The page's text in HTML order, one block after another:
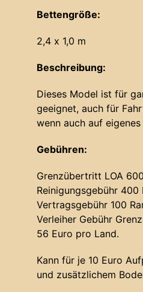
Bettengröße:
2,4 x 1,0 m
Beschreibung:
Dieses Model ist für
geeignet, auch für
wenn auch auf eigenes
Gebühren:
Grenzübertritt LOA
Reinigungsgebühr
Vertragsgebühr 100
Verleiher Gebühr
56 Euro pro Land.
Kann für je 10 Euro
und zusätzlichem